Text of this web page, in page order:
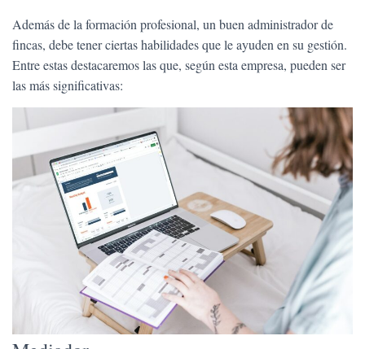
Además de la formación profesional, un buen administrador de
fincas, debe tener ciertas habilidades que le ayuden en su gestión.
Entre estas destacaremos las que, según esta empresa, pueden ser
las más significativas: